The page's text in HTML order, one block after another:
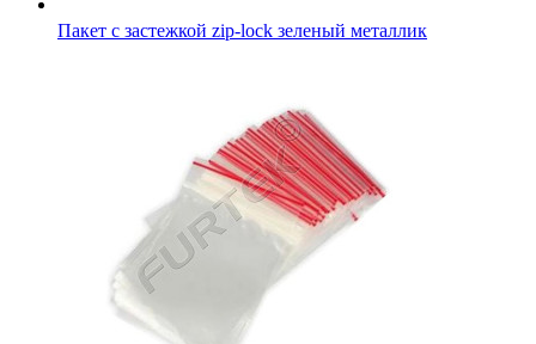
Пакет с застежкой Zip-Lock 6x8 см